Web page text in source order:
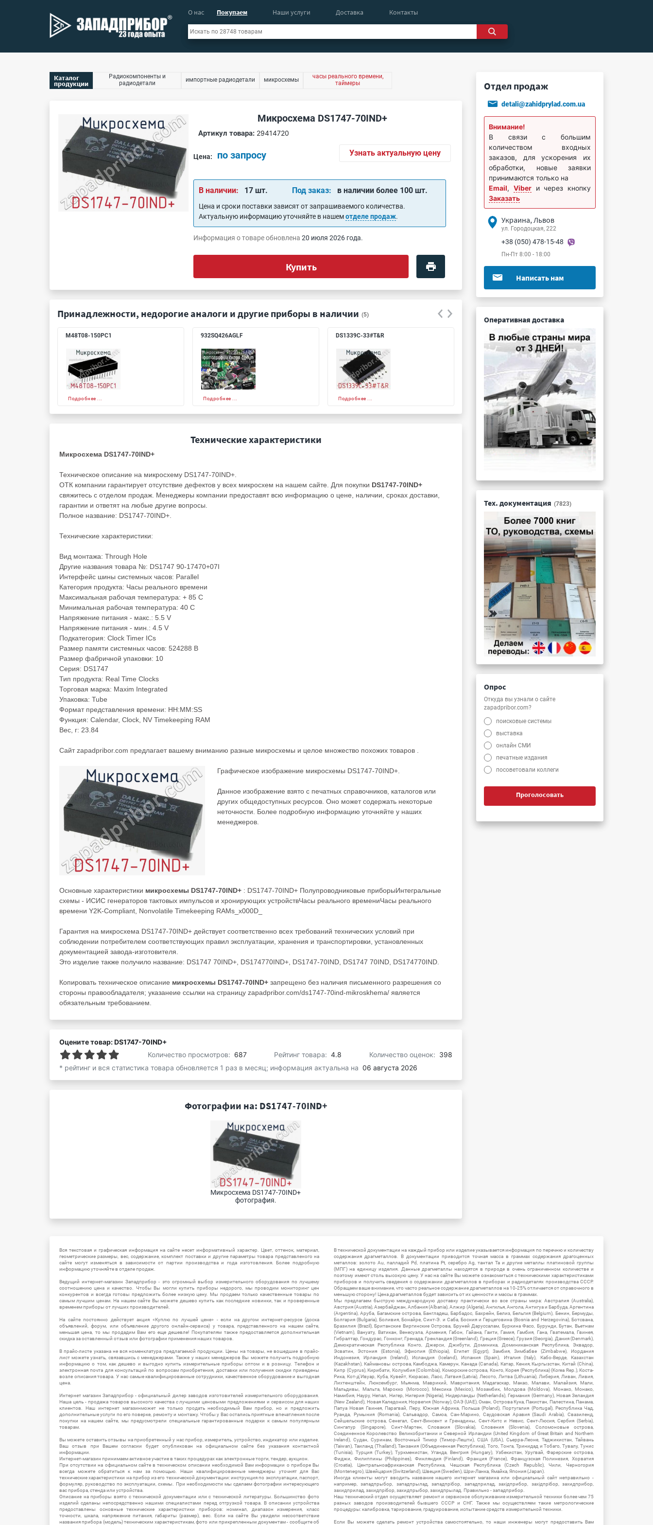
О нас Покупаем Наши услуги Доставка Контакты
Каталог
продукции
Радиокомпоненты и
радиодетали
импортные радиодетали микросхемы
часы реального времени,
таймеры
Микросхема DS1747-70IND+
Артикул товара: 29414720
Цена: по запросу Узнать актуальную цену
В наличии: 17 шт. Под заказ: в наличии более 100 шт.
Цена и сроки поставки зависят от запрашиваемого количества.
Актуальную информацию уточняйте в нашемотделе продаж.
Информация о товаре обновлена20 июля 2026 года.
Купить
Принадлежности, недорогие аналоги и другие приборы в наличии (5)
M48T08-150PC1
Подробнее ...
932SQ426AGLF
Подробнее ...
DS1339C-33#T&R
Подробнее ...
9FGL0641BKILF
Подробнее ...
Технические характеристики
Микросхема DS1747-70IND+
Техническое описание на микросхему DS1747-70IND+.
ОТК компании гарантирует отсутствие дефектов у всех микросхем на нашем сайте. Для покупки DS1747-70IND+
свяжитесь с отделом продаж. Менеджеры компании предоставят всю информацию о цене, наличии, сроках доставки,
гарантии и ответят на любые другие вопросы.
Полное название: DS1747-70IND+.
Технические характеристики:
Вид монтажа: Through Hole
Другие названия товара №: DS1747 90-17470+07I
Интерфейс шины системных часов: Parallel
Категория продукта: Часы реального времени
Максимальная рабочая температура: + 85 C
Минимальная рабочая температура: 40 C
Напряжение питания - макс.: 5.5 V
Напряжение питания - мин.: 4.5 V
Подкатегория: Clock Timer ICs
Размер памяти системных часов: 524288 B
Размер фабричной упаковки: 10
Серия: DS1747
Тип продукта: Real Time Clocks
Торговая марка: Maxim Integrated
Упаковка: Tube
Формат представления времени: HH:MM:SS
Функция: Calendar, Clock, NV Timekeeping RAM
Вес, г: 23.84
Cайт zapadpribor.com предлагает вашему вниманию разные микросхемы и целое множество похожих товаров .
Графическое изображение микросхемы DS1747-70IND+.
Данное изображение взято с печатных справочников, каталогов или
других общедоступных ресурсов. Оно может содержать некоторые
неточности. Более подробную информацию уточняйте у наших
менеджеров.
Основные характеристики микросхемы DS1747-70IND+ : DS1747-70IND+ Полупроводниковые приборыИнтегральные
схемы - ИСИС генераторов тактовых импульсов и хронирующих устройствЧасы реального времениЧасы реального
времени Y2K-Compliant, Nonvolatile Timekeeping RAMs_x000D_
Гарантия на микросхема DS1747-70IND+ действует соответственно всех требований технических условий при
соблюдении потребителем соответствующих правил эксплуатации, хранения и транспортировки, установленных
документацией завода-изготовителя.
Это изделие также получило название: DS1747 70IND+, DS174770IND+, DS1747-70IND, DS1747 70IND, DS174770IND.
Копировать техническое описание микросхемы DS1747-70IND+ запрещено без наличия письменного разрешения со
стороны правообладателя; указанеие ссылки на страницу zapadpribor.com/ds1747-70ind-mikroskhema/ является
обязательным требованием.
Оцените товар: DS1747-70IND+
Количество просмотров: 687 Рейтинг товара: 4.8 Количество оценок: 398
* рейтинг и вся статистика товара обновляется 1 раз в месяц; информация актуальна на 06 августа 2026
Фотографии на: DS1747-70IND+
Микросхема DS1747-70IND+
фотография.
Отдел продаж
detali@zahidprylad.com.ua
Внимание!
В связи с большим
количеством входных
заказов, для ускорения их
обработки, новые заявки
принимаются только на
Email, Viberи через кнопку
Заказать
Украина, Львов
ул. Городоцкая, 222
+38 (050) 478-15-48
Пн-Пт 8:00 - 18:00
Написать нам
Оперативная доставка
Тех. документация (7823)
Опрос
Откуда вы узнали о сайте
zapadpribor.com?
поисковые системы
выставка
онлайн СМИ
печатные издания
посоветовали коллеги
Проголосовать
Вся текстовая и графическая информация на сайте несет информативный характер. Цвет, оттенок, материал,
геометрические размеры, вес, содержание, комплект поставки и другие параметры товара представленого на
сайте могут изменяться в зависимости от партии производства и года изготовления. Более подробную
информацию уточняйте в отделе продаж.
Ведущий интернет-магазин Западприбор - это огромный выбор измерительного оборудования по лучшему
соотношению цена и качество. Чтобы Вы могли купить приборы недорого, мы проводим мониторинг цен
конкурентов и всегда готовы предложить более низкую цену. Мы продаем только качественные товары по
самым лучшим ценам. На нашем сайте Вы можете дешево купить как последние новинки, так и проверенные
временем приборы от лучших производителей.
На сайте постоянно действует акция «Куплю по лучшей цене» - если на другом интернет-ресурсе (доска
объявлений, форум, или объявление другого онлайн-сервиса) у товара, представленного на нашем сайте,
меньшая цена, то мы продадим Вам его еще дешевле! Покупателям также предоставляется дополнительная
скидка за оставленный отзыв или фотографии применения наших товаров.
В прайс-листе указана не вся номенклатура предлагаемой продукции. Цены на товары, не вошедшие в прайс-
лист можете узнать, связавшись с менеджерами. Также у наших менеджеров Вы можете получить подробную
информацию о том, как дешево и выгодно купить измерительные приборы оптом и в розницу. Телефон и
электронная почта для консультаций по вопросам приобретения, доставки или получения скидки приведены
возле описания товара. У нас самые квалифицированные сотрудники, качественное оборудование и выгодная
цена.
Интернет магазин Западприбор - официальный дилер заводов изготовителей измерительного оборудования.
Наша цель - продажа товаров высокого качества с лучшими ценовыми предложениями и сервисом для наших
клиентов. Наш интернет магазинможет не только продать необходимый Вам прибор, но и предложить
дополнительные услуги по его поверке, ремонту и монтажу. Чтобы у Вас остались приятные впечатления после
покупки на нашем сайте, мы предусмотрели специальные гарантированные подарки к самым популярным
товарам.
Вы можете оставить отзывы на приобретенный у нас прибор, измеритель, устройство, индикатор или изделие.
Ваш отзыв при Вашем согласии будет опубликован на официальном сайте без указания контактной
информации.
Интернет-магазин принимаем активное участие в таких процедурах как электронные торги, тендер, аукцион.
При отсутствии на официальном сайте в техническом описании необходимой Вам информации о приборе Вы
всегда можете обратиться к нам за помощью. Наши квалифицированные менеджеры уточнят для Вас
технические характеристики на прибор из его технической документации: инструкция по эксплуатации, паспорт,
формуляр, руководство по эксплуатации, схемы. При необходимости мы сделаем фотографии интересующего
вас прибора, стенда или устройства.
Описание на приборы взято с технической документации или с технической литературы. Большинство фото
изделий сделаны непосредственно нашими специалистами перед отгрузкой товара. В описании устройства
предоставлены основные технические характеристики приборов: номинал, диапазон измерения, класс
точности, шкала, напряжение питания, габариты (размер), вес. Если на сайте Вы увидели несоответствие
названия прибора (модель) техническим характеристикам, фото или прикрепленным документам - сообщите об
В технической документации на каждый прибор или изделие указывается информация по перечню и количеству
содержания драгметаллов. В документации приводится точная масса в граммах содержания драгоценных
металлов: золото Au, палладий Pd, платина Pt, серебро Ag, тантал Ta и другие металлы платиновой группы
(МПГ) на единицу изделия. Данные драгметаллы находятся в природе в очень ограниченном количестве и
поэтому имеют столь высокую цену. У нас на сайте Вы можете ознакомиться с техническими характеристиками
приборов и получить сведения о содержании драгметаллов в приборах и радиодеталях производства СССР.
Обращаем ваше внимание, что часто реальное содержание драгметаллов на 10-25% отличается от справочного в
меньшую сторону! Цена драгметаллов будет зависить от их ценности и массы в граммах.
Мы предлагаем быструю международную доставку практически во все страны мира: Австралия (Australia),
Австрия (Austria), Азербайджан, Албания (Albania), Алжир (Algeria), Ангилья, Ангола, Антигуа и Барбуда, Аргентина
(Argentina), Аруба, Багамские острова, Бангладеш, Барбадос, Бахрейн, Белиз, Бельгия (Belgium), Бенин, Бермуды,
Болгария (Bulgaria), Боливия, Бонайре, Синт-Э. и Саба, Босния и Герцеговина (Bosnia and Herzegovina), Ботсвана,
Бразилия (Brazil), Британские Виргинские Острова, Бруней Даруссалам, Буркина Фасо, Бурунди, Бутан, Вьетнам
(Vietnam), Вануату, Ватикан, Венесуэла, Армения, Габон, Гайана, Гаити, Гамия, Гамбия, Гана, Гватемала, Гвинея,
Гибралтар, Гондурас, Гонконг, Гренада, Гренландия (Greenland), Греция (Greece), Грузия (Georgia), Дания (Denmark),
Демократическая Республика Конго, Джерси, Джибути, Доминика, Доминиканская Республика, Эквадор,
Эсватин, Эстония (Estonia), Эфиопия (Ethiopia), Египет (Egypt), Замбия, Зимбабве (Zimbabwe), Иордания
Индонезия, Ирландия (Ireland), Исландия (Iceland), Испания (Spain), Италия (Italy), Кабо-Верде, Казахстан
(Kazakhstan), Каймановы острова, Камбоджа, Камерун, Канада (Canada), Катар, Кения, Кыргызстан, Китай (China),
Кипр (Cyprus), Кирибати, Колумбия (Colombia), Коморские острова, Конго, Корея (Республика) (Korea Rep.), Коста-
Рика, Кот-д'Ивуар, Куба, Кувейт, Кюрасао, Лаос, Латвия (Latvia), Лесото, Литва (Lithuania), Либерия, Ливан, Ливия,
Лихтенштейн, Люксембург, Мьянма, Маврикий, Мавритания, Мадагаскар, Макао, Малави, Малайзия, Мали,
Мальдивы, Мальта, Марокко (Morocco), Мексика (Mexico), Мозамбик, Молдова (Moldova), Монако, Монако,
Намибия, Науру, Непал, Нигер, Нигерия (Nigeria), Нидерланды (Netherlands), Германия (Germany), Новая Зеландия
(New Zealand), Новая Каледония, Норвегия (Norway), ОАЭ (UAE), Оман, Острова Кука, Пакистан, Палестина, Панама,
Папуа Новая Гвинея, Парагвай, Перу, Южная Африка, Польша (Poland), Португалия (Portugal), Республика Чад,
Руанда, Румыния (Romania), Сальвадор, Самоа, Сан-Марино, Саудовская Аравия (Saudi Arabia), Свазиленд,
Сейшельские острова, Сенегал, Сент-Винсент и Гренадины, Сент-Китс и Невис, Сент-Люсия, Сербия (Serbia),
Сингапур (Singapore), Синт-Мартен, Словакия (Slovakia), Словения (Slovenia), Соломоновые острова,
Соединенное Королевство Великобритании и Северной Ирландии (United Kingdom of Great Britain and Northern
Ireland), Судан, Суринам, Восточный Тимор (Тимор-Лешти), США (USA), Сьерра-Леоне, Таджикистан, Тайвань
(Taiwan), Таиланд (Thailand), Танзания (Объединенная Республика), Того, Тонга, Тринидад и Тобаго, Тувалу, Тунис
(Tunisia), Турция (Turkey), Туркменистан, Уганда, Венгрия (Hungary), Узбекистан, Уругвай, Фарерские острова,
Фиджи, Филиппины (Philippines), Финляндия (Finland), Франция (France), Французская Полинезия, Хорватия
(Croatia), Центральноафриканская Республика, Чешская Республика (Czech Republic), Чили, Черногория
(Montenegro), Швейцария (Switzerland), Швеция (Sweden), Шри-Ланка, Ямайка, Япония (Japan).
Иногда клиенты могут вводить название нашего интернет магазина или официальный сайт неправильно -
например, западпрыбор, западпрылад, западпрібор, западприлад, західприбор, західпрібор, захидприбор,
захидприлад, захидпрібор, захидпрыбор, захидпрылад. Правильно - западприбор.
Наш технический отдел осуществляет ремонт и сервисное обслуживание измерительной техники более чем 75
разных заводов производителей бывшего СССР и СНГ. Также мы осуществляем такие метрологические
процедуры: калибровка, тарирование, градуирование, испытание средств измерительной техники.
Если Вы можете сделать ремонт устройства самостоятельно, то наши инженеры могут предоставить Вам